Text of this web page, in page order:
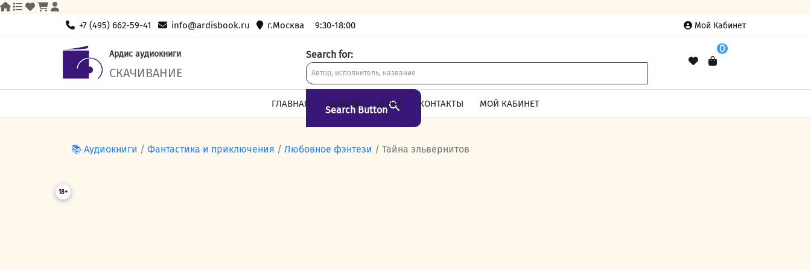
+7 (495) 662-59-41 info@ardisbook.ru г.Москва 9:30-18:00 Мой Кабинет
Ардис аудиокниги
СКАЧИВАНИЕ
Search for:
Search Button
0
ГЛАВНАЯ КАТАЛОГ О НАС КОНТАКТЫ МОЙ КАБИНЕТ
📚 Аудиокниги / Фантастика и приключения / Любовное фэнтези / Тайна эльвернитов
18+